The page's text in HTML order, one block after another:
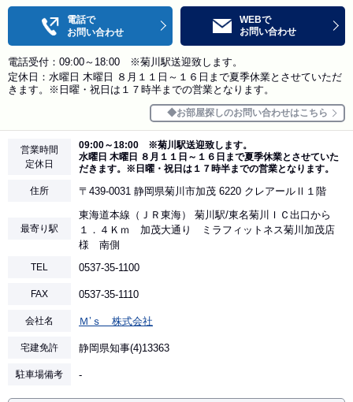
電話で
お問い合わせ
WEBで
お問い合わせ
電話受付：09:00～18:00 ※菊川駅送迎致します。
定休日：水曜日 木曜日 ８月１１日～１６日まで夏季休業とさせていただ
きます。※日曜・祝日は１７時半までの営業となります。
お部屋探しのお問い合わせはこちら
営業時間
定休日
09:00～18:00 ※菊川駅送迎致します。
水曜日 木曜日 ８月１１日～１６日まで夏季休業とさせていた
だきます。※日曜・祝日は１７時半までの営業となります。
住所
〒439-0031 静岡県菊川市加茂 6220 クレアールⅡ１階
最寄り駅
東海道本線（ＪＲ東海） 菊川駅/東名菊川ＩＣ出口から
１．４Ｋｍ 加茂大通り ミラフィットネス菊川加茂店
様 南側
TEL 0537-35-1100
FAX 0537-35-1110
会社名 Ｍ’ｓ 株式会社
宅建免許 静岡県知事(4)13363
駐車場備考 -